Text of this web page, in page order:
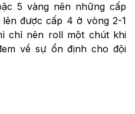
5 vàng nên những cấp
được cấp 4 ở vòng 2-1
chỉ nên roll một chút khi
về sự ổn định cho đội